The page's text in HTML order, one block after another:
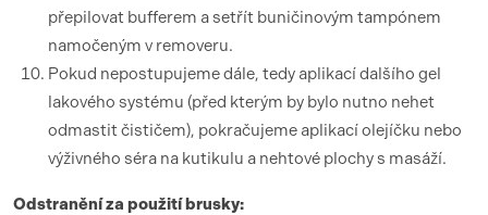
přepilovat bufferem a setřít buničinovým tampónem
namočeným v removeru.
Pokud nepostupujeme dále, tedy aplikací dalšího gel
lakového systému (před kterým by bylo nutno nehet
odmastit čističem), pokračujeme aplikací olejíčku nebo
výživného séra na kutikulu a nehtové plochy s masáží.
Odstranění za použití brusky: